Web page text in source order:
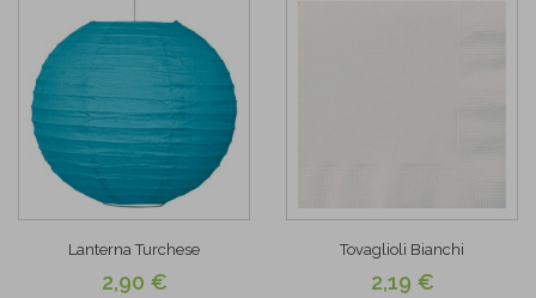
Lanterna Turchese
2,90 €
Tovaglioli Bianchi
2,19 €